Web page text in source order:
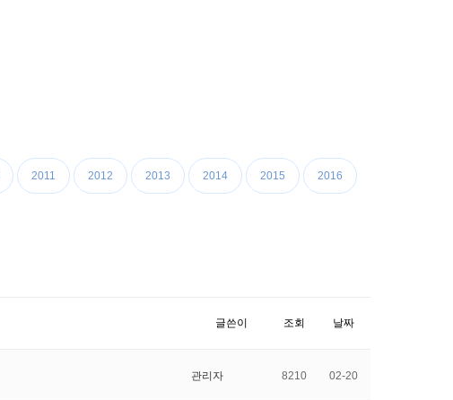
2011 2012 2013 2014 2015 2016
글쓴이 조회 날짜
관리자 8210 02-20